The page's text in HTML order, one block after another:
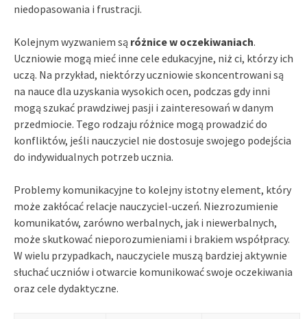
niedopasowania i frustracji.
Kolejnym wyzwaniem są różnice w oczekiwaniach.
Uczniowie mogą mieć inne cele edukacyjne, niż ci, którzy ich
uczą. Na przykład, niektórzy uczniowie skoncentrowani są
na nauce dla uzyskania wysokich ocen, podczas gdy inni
mogą szukać prawdziwej pasji i zainteresowań w danym
przedmiocie. Tego rodzaju różnice mogą prowadzić do
konfliktów, jeśli nauczyciel nie dostosuje swojego podejścia
do indywidualnych potrzeb ucznia.
Problemy komunikacyjne to kolejny istotny element, który
może zakłócać relacje nauczyciel-uczeń. Niezrozumienie
komunikatów, zarówno werbalnych, jak i niewerbalnych,
może skutkować nieporozumieniami i brakiem współpracy.
W wielu przypadkach, nauczyciele muszą bardziej aktywnie
słuchać uczniów i otwarcie komunikować swoje oczekiwania
oraz cele dydaktyczne.